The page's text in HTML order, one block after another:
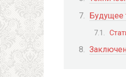
Будущее